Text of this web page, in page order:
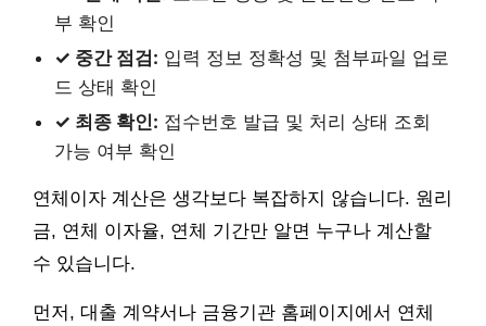
부 확인
✓ 중간 점검: 입력 정보 정확성 및 첨부파일 업로
드 상태 확인
✓ 최종 확인: 접수번호 발급 및 처리 상태 조회
가능 여부 확인
연체이자 계산은 생각보다 복잡하지 않습니다. 원리
금, 연체 이자율, 연체 기간만 알면 누구나 계산할
수 있습니다.
먼저, 대출 계약서나 금융기관 홈페이지에서 연체